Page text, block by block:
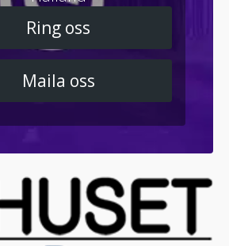
Ring oss
Maila oss